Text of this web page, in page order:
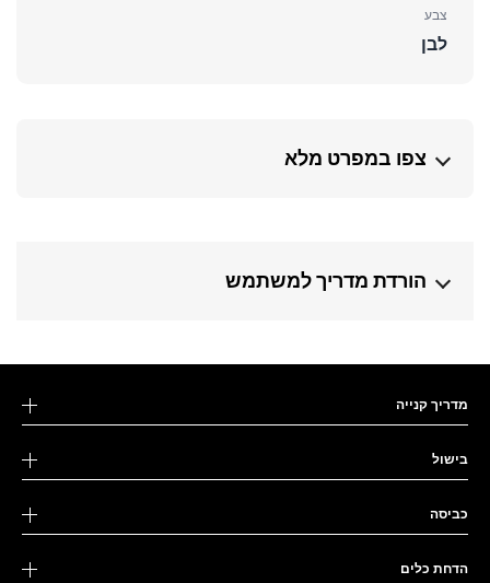
צבע
לבן
צפו במפרט מלא
הורדת מדריך למשתמש
מדריך קנייה
בישול
כביסה
הדחת כלים